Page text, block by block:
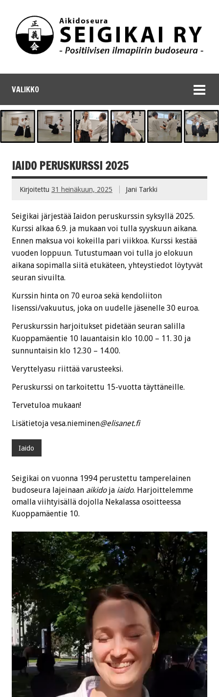
VALIKKO
IAIDO PERUSKURSSI 2025
Kirjoitettu 31 heinäkuun, 2025 Jani Tarkki
Seigikai järjestää Iaidon peruskurssin syksyllä 2025.
Kurssi alkaa 6.9. ja mukaan voi tulla syyskuun aikana.
Ennen maksua voi kokeilla pari viikkoa. Kurssi kestää
vuoden loppuun. Tutustumaan voi tulla jo elokuun
aikana sopimalla siitä etukäteen, yhteystiedot löytyvät
seuran sivuilta.
Kurssin hinta on 70 euroa sekä kendoliiton
lisenssi/vakuutus, joka on uudelle jäsenelle 30 euroa.
Peruskurssin harjoitukset pidetään seuran salilla
Kuoppamäentie 10 lauantaisin klo 10.00 – 11. 30 ja
sunnuntaisin klo 12.30 – 14.00.
Veryttelyasu riittää varusteeksi.
Peruskurssi on tarkoitettu 15-vuotta täyttäneille.
Tervetuloa mukaan!
Lisätietoja vesa.nieminen@elisanet.fi
Iaido
Seigikai on vuonna 1994 perustettu tamperelainen
budoseura lajeinaan aikidoja iaido. Harjoittelemme
omalla viihtyisällä dojolla Nekalassa osoitteessa
Kuoppamäentie 10.